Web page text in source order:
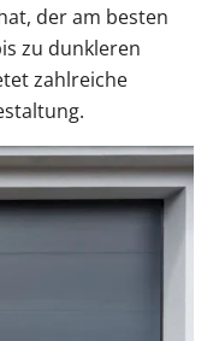
der am besten
zu dunkleren
zahlreiche